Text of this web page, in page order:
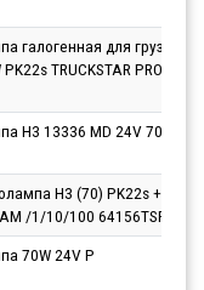
галогенная для
PK22s TRUCKSTAR PRO (На
H3 13336 MD 24V 70W
H3 (70) PK22s +100%
/1/10/100 64156TSP
70W 24V P